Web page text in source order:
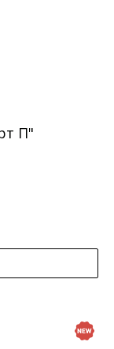
П"